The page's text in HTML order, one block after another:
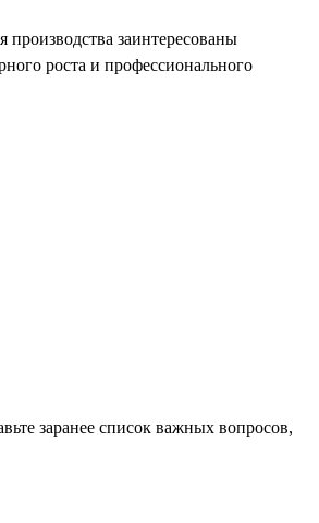
заинтересованы
роста и профессионального
заранее список важных вопросов,